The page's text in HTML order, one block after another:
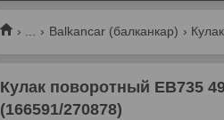
... Balkancar (балканкар)
Кулак поворотный ЕВ735
(166591/270878)